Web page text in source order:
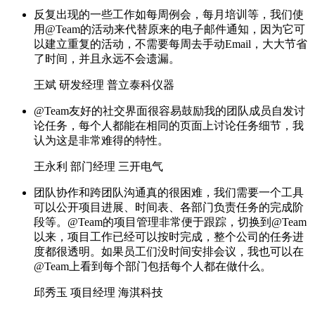
反复出现的一些工作如每周例会，每月培训等，我们使
用@Team的活动来代替原来的电子邮件通知，因为它可
以建立重复的活动，不需要每周去手动Email，大大节省
了时间，并且永远不会遗漏。
王斌 研发经理 普立泰科仪器
@Team友好的社交界面很容易鼓励我的团队成员自发讨
论任务，每个人都能在相同的页面上讨论任务细节，我
认为这是非常难得的特性。
王永利 部门经理 三开电气
团队协作和跨团队沟通真的很困难，我们需要一个工具
可以公开项目进展、时间表、各部门负责任务的完成阶
段等。@Team的项目管理非常便于跟踪，切换到@Team
以来，项目工作已经可以按时完成，整个公司的任务进
度都很透明。如果员工们没时间安排会议，我也可以在
@Team上看到每个部门包括每个人都在做什么。
邱秀玉 项目经理 海淇科技